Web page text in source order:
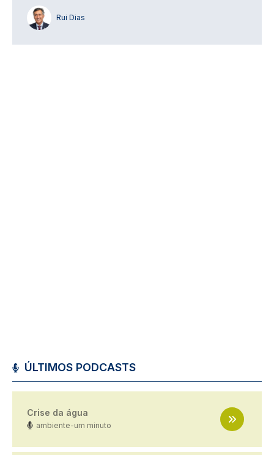
Rui Dias
ÚLTIMOS PODCASTS
Crise da água
ambiente-um minuto